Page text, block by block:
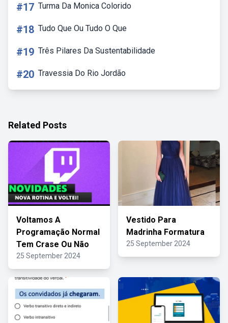
#17 Turma Da Monica Colorido
#18 Tudo Que Ou Tudo O Que
#19 Três Pilares Da Sustentabilidade
#20 Travessia Do Rio Jordão
Related Posts
Voltamos A
Programação Normal
Tem Crase Ou Não
25 September 2024
Vestido Para
Madrinha Formatura
25 September 2024